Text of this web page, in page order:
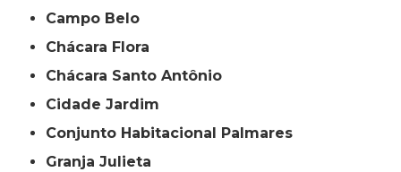
Campo Belo
Chácara Flora
Chácara Santo Antônio
Cidade Jardim
Conjunto Habitacional Palmares
Granja Julieta